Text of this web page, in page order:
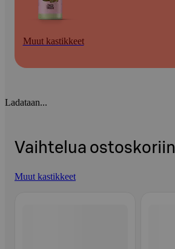
Muut kastikkeet
Ladataan...
Vaihtelua ostoskoriin
Muut kastikkeet